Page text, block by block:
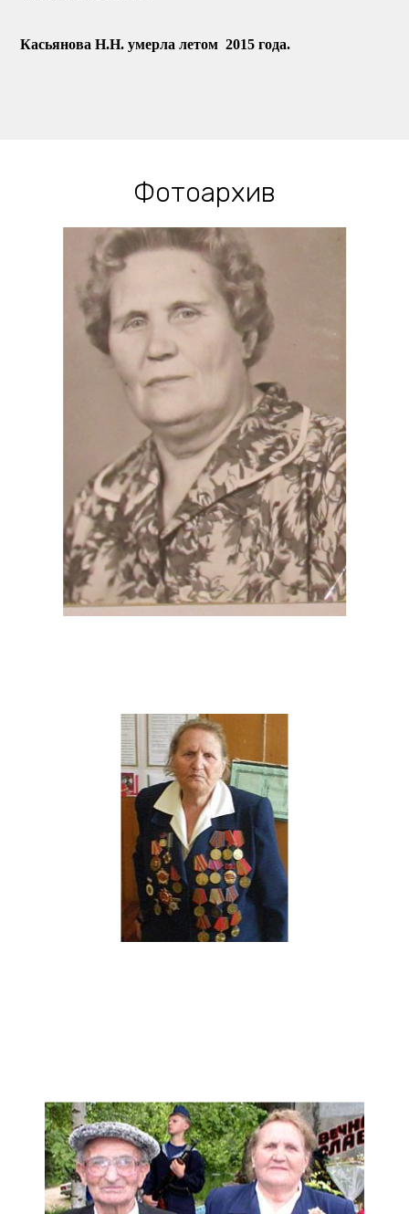
Касьянова Н.Н. умерла летом 2015 года.
Фотоархив